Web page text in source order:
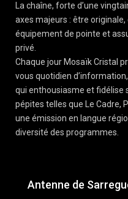
La chaîne, forte d’une
axes majeurs : être
équipement de pointe et
privé.
Chaque jour Mosaïk Cristal
vous quotidien
qui enthousiasme et fidélise
pépites telles que Le Cadre,
une émission en langue
diversité des programmes.
Antenne de